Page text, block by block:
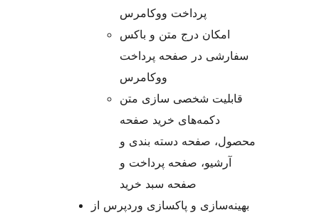
پرداخت ووکامرس
امکان درج متن و باکس
سفارشی در صفحه پرداخت
ووکامرس
قابلیت شخصی سازی متن
دکمه‌های خرید صفحه
محصول، صفحه دسته بندی و
آرشیو، صفحه پرداخت و
صفحه سبد خرید
بهینه‌سازی و پاکسازی وردپرس از